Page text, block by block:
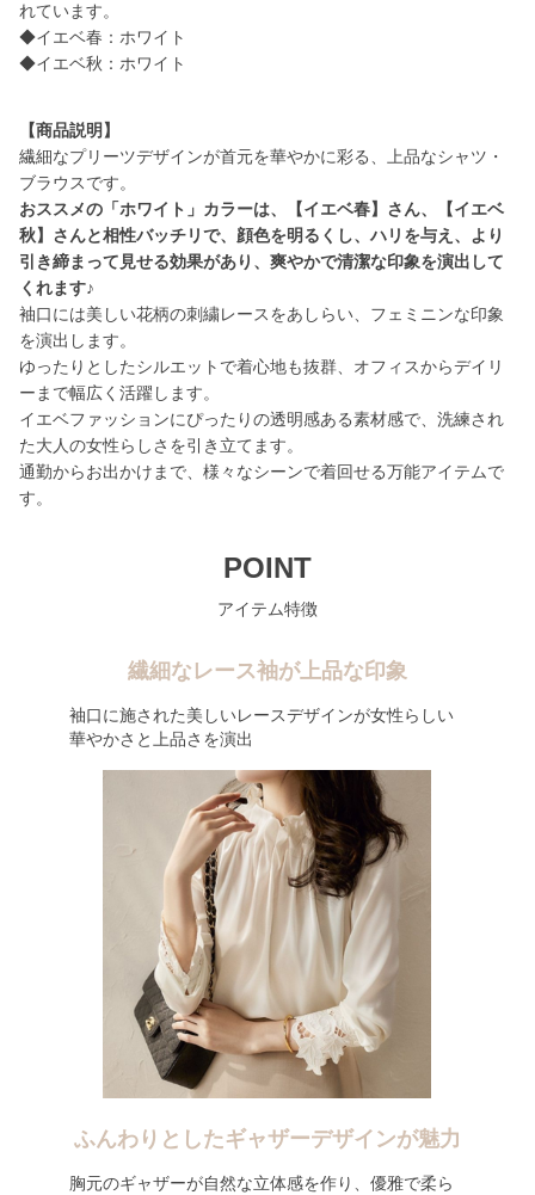
れています。
◆イエベ春：ホワイト
◆イエベ秋：ホワイト
【商品説明】
繊細なプリーツデザインが首元を華やかに彩る、上品なシャツ・
おススメの「ホワイト」カラーは、【イエベ春】さん、【イエベ
秋】さんと相性バッチリで、顔色を明るくし、ハリを与え、より
引き締まって見せる効果があり、爽やかで清潔な印象を演出して
くれます♪
袖口には美しい花柄の刺繍レースをあしらい、フェミニンな印象
を演出します。
ゆったりとしたシルエットで着心地も抜群、オフィスからデイリ
ーまで幅広く活躍します。
イエベファッションにぴったりの透明感ある素材感で、洗練され
た大人の女性らしさを引き立てます。
通勤からお出かけまで、様々なシーンで着回せる万能アイテムで
す。
POINT
アイテム特徴
繊細なレース袖が上品な印象
袖口に施された美しいレースデザインが女性らしい
華やかさと上品さを演出
ふんわりとしたギャザーデザインが魅力
胸元のギャザーが自然な立体感を作り、優雅で柔ら